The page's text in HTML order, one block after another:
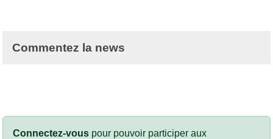
Commentez la news
Connectez-vous pour pouvoir participer aux